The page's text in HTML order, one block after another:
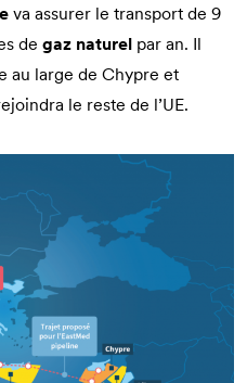
va assurer le transport de 9
de gaz naturel par an. Il
au large de Chypre et
le reste de l’UE.